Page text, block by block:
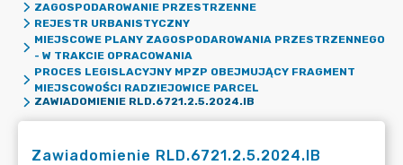
ZAGOSPODAROWANIE PRZESTRZENNE
REJESTR URBANISTYCZNY
MIEJSCOWE PLANY ZAGOSPODAROWANIA PRZESTRZENNEGO
- W TRAKCIE OPRACOWANIA
PROCES LEGISLACYJNY MPZP OBEJMUJĄCY FRAGMENT
MIEJSCOWOŚCI RADZIEJOWICE PARCEL
ZAWIADOMIENIE RLD.6721.2.5.2024.IB
Zawiadomienie RLD.6721.2.5.2024.IB